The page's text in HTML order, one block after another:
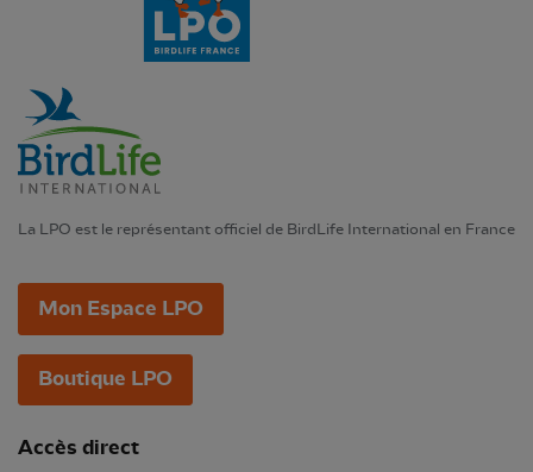
La LPO est le représentant officiel de BirdLife International en France
Mon Espace LPO
Boutique LPO
Accès direct